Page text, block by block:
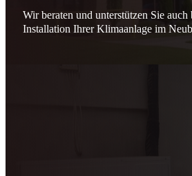
Effizient arbeiten. Ressourcen schonen. Zukunft
Nicht als Pflicht, sondern aus Überzeugung.
Wir beraten und unterstützen Sie
Installation Ihrer Klimaanlage im